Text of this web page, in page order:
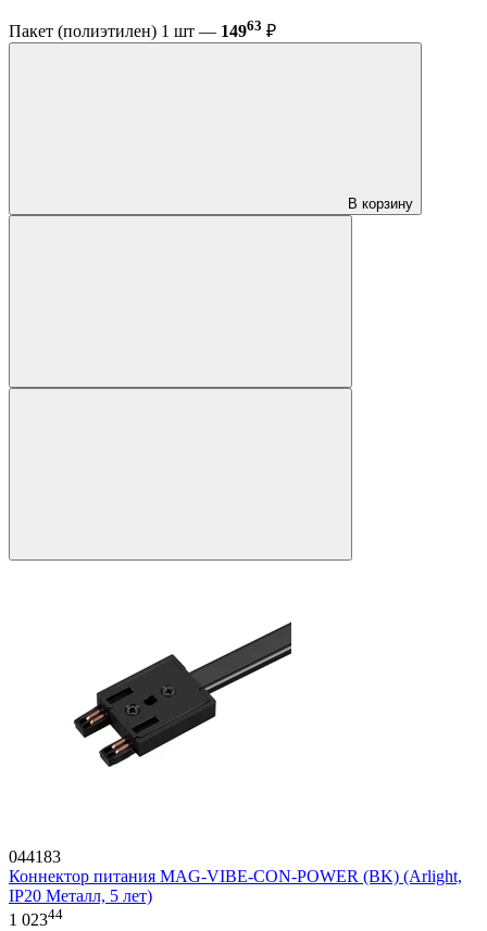
Пакет (полиэтилен) 1 шт — 14963 ₽
В корзину
044183
Коннектор питания MAG-VIBE-CON-POWER (BK) (Arlight,
IP20 Металл, 5 лет)
1 02344